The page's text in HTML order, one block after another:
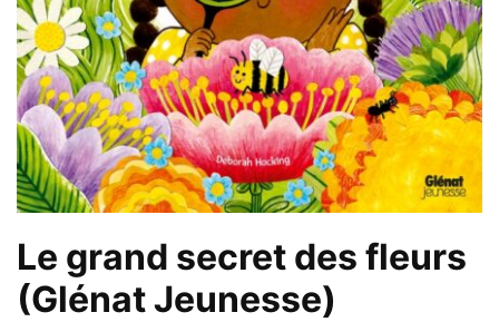
Le grand secret des fleurs
(Glénat Jeunesse)